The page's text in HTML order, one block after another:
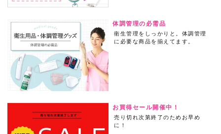
体調管理の必需品
衛生管理をしっかりと。体調管理
に必要な商品を揃えてます。
お買得セール開催中！
売り切れ次第終了のためお早め
に！